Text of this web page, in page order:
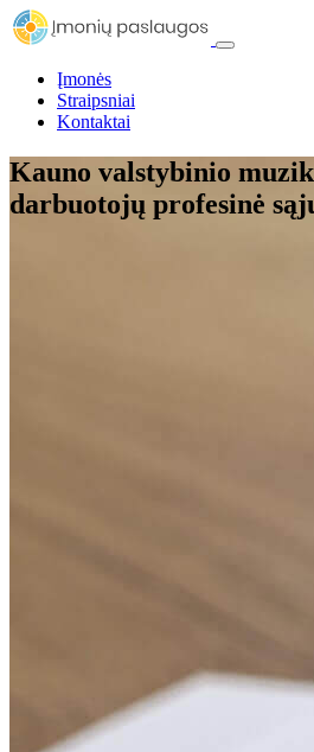
Įmonės
Straipsniai
Kontaktai
Kauno valstybinio
darbuotojų profesinė